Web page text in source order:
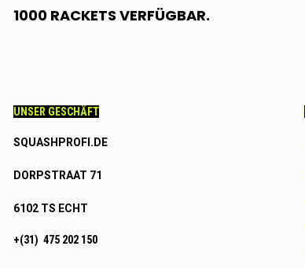
1000 RACKETS VERFÜGBAR.
UNSER GESCHÄFT
SQUASHPROFI.DE
DORPSTRAAT 71
6102 TS ECHT
+(31) 475 202 150